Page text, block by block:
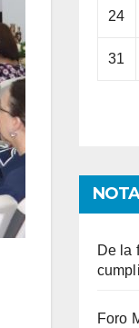
24
31
De la
Foro